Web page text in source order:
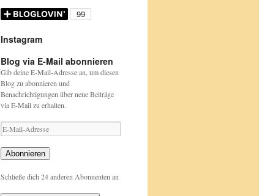
Instagram
ist
Büchertag
:
https://wp.me/p9WDjt-
lAc
bunt
aber
....
Papageien
sind
auch
Birthday
David
Attenborough
https://beutelwolf-
blog.de/david-
und-
pflanzen/aktionen-
und-
projekte/stunde-
der-
und-
pflanzen/aktionen-
und-
projekte/stunde-
der-
Blog via E-Mail abonnieren
Gib deine E-Mail-Adresse an, um diesen
Blog zu abonnieren und
Benachrichtigungen über neue Beiträge
via E-Mail zu erhalten.
E-
Mail-
Adresse
Abonnieren
Schließe dich 24 anderen Abonnenten an